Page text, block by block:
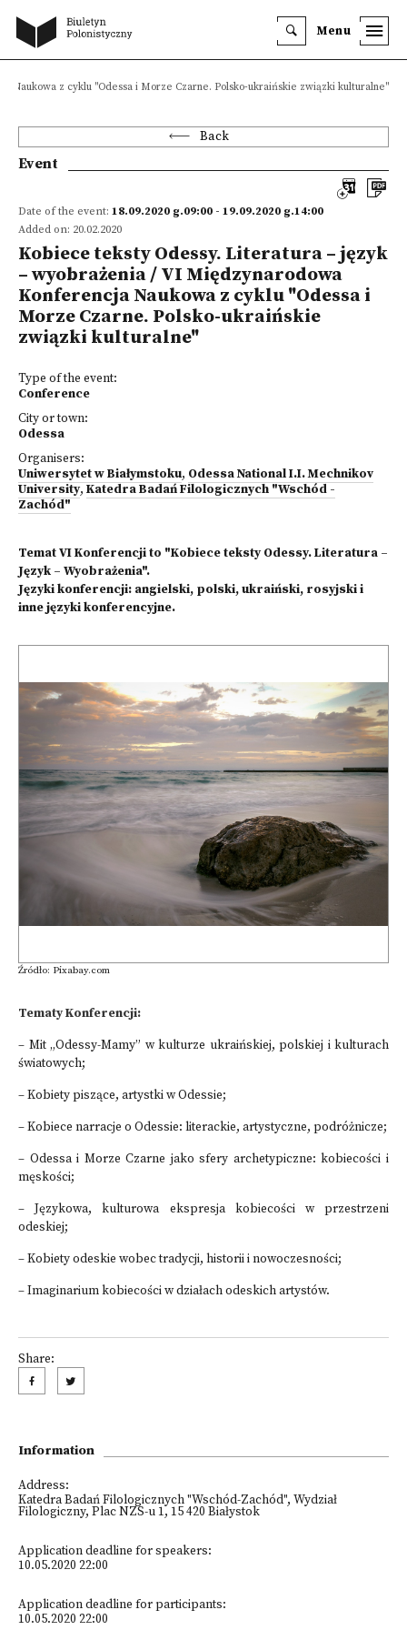
Menu
z cyklu "Odessa i Morze Czarne. Polsko-ukraińskie związki kulturalne"
Back
Event
Date of the event: 18.09.2020 g.09:00 - 19.09.2020 g.14:00
Added on: 20.02.2020
Kobiece teksty Odessy. Literatura – język
– wyobrażenia / VI Międzynarodowa
Konferencja Naukowa z cyklu "Odessa i
Morze Czarne. Polsko-ukraińskie
związki kulturalne"
Type of the event:
Conference
City or town:
Odessa
Organisers:
Uniwersytet w Białymstoku, Odessa National I.I. Mechnikov
University, Katedra Badań Filologicznych "Wschód -
Zachód"
Temat VI Konferencji to "Kobiece teksty Odessy. Literatura –
Język – Wyobrażenia".
Języki konferencji: angielski, polski, ukraiński, rosyjski i
inne języki konferencyjne.
Źródło: Pixabay.com
Tematy Konferencji:
– Mit „Odessy-Mamy” w kulturze ukraińskiej, polskiej i kulturach
światowych;
– Kobiety piszące, artystki w Odessie;
– Kobiece narracje o Odessie: literackie, artystyczne, podróżnicze;
– Odessa i Morze Czarne jako sfery archetypiczne: kobiecości i
męskości;
– Językowa, kulturowa ekspresja kobiecości w przestrzeni
odeskiej;
– Kobiety odeskie wobec tradycji, historii i nowoczesności;
– Imaginarium kobiecości w działach odeskich artystów.
Share:
Information
Address:
Katedra Badań Filologicznych "Wschód-Zachód", Wydział
Filologiczny, Plac NZS-u 1, 15 420 Białystok
Application deadline for speakers:
10.05.2020 22:00
Application deadline for participants:
10.05.2020 22:00